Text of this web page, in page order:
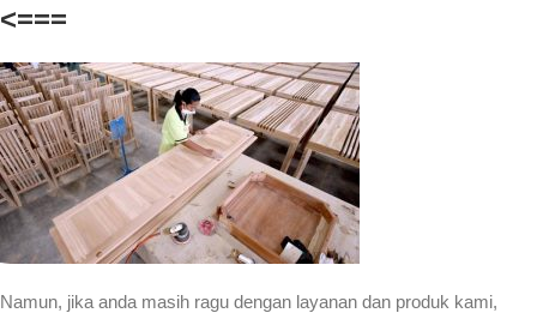
<===
Namun, jika anda masih ragu dengan layanan dan produk kami,